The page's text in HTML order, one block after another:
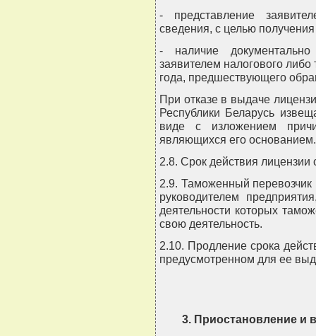
- представление
сведения, с целью
- наличие
заявителем налогового либо
года, предшествующего
При отказе в выдаче
Республики Беларусь
виде с изложением
являющихся его основанием.
2.8. Срок действия лицензии
2.9. Таможенный
руководителем
деятельности которых
свою деятельность.
2.10. Продление срока
предусмотренном для ее
3. Приостановление и